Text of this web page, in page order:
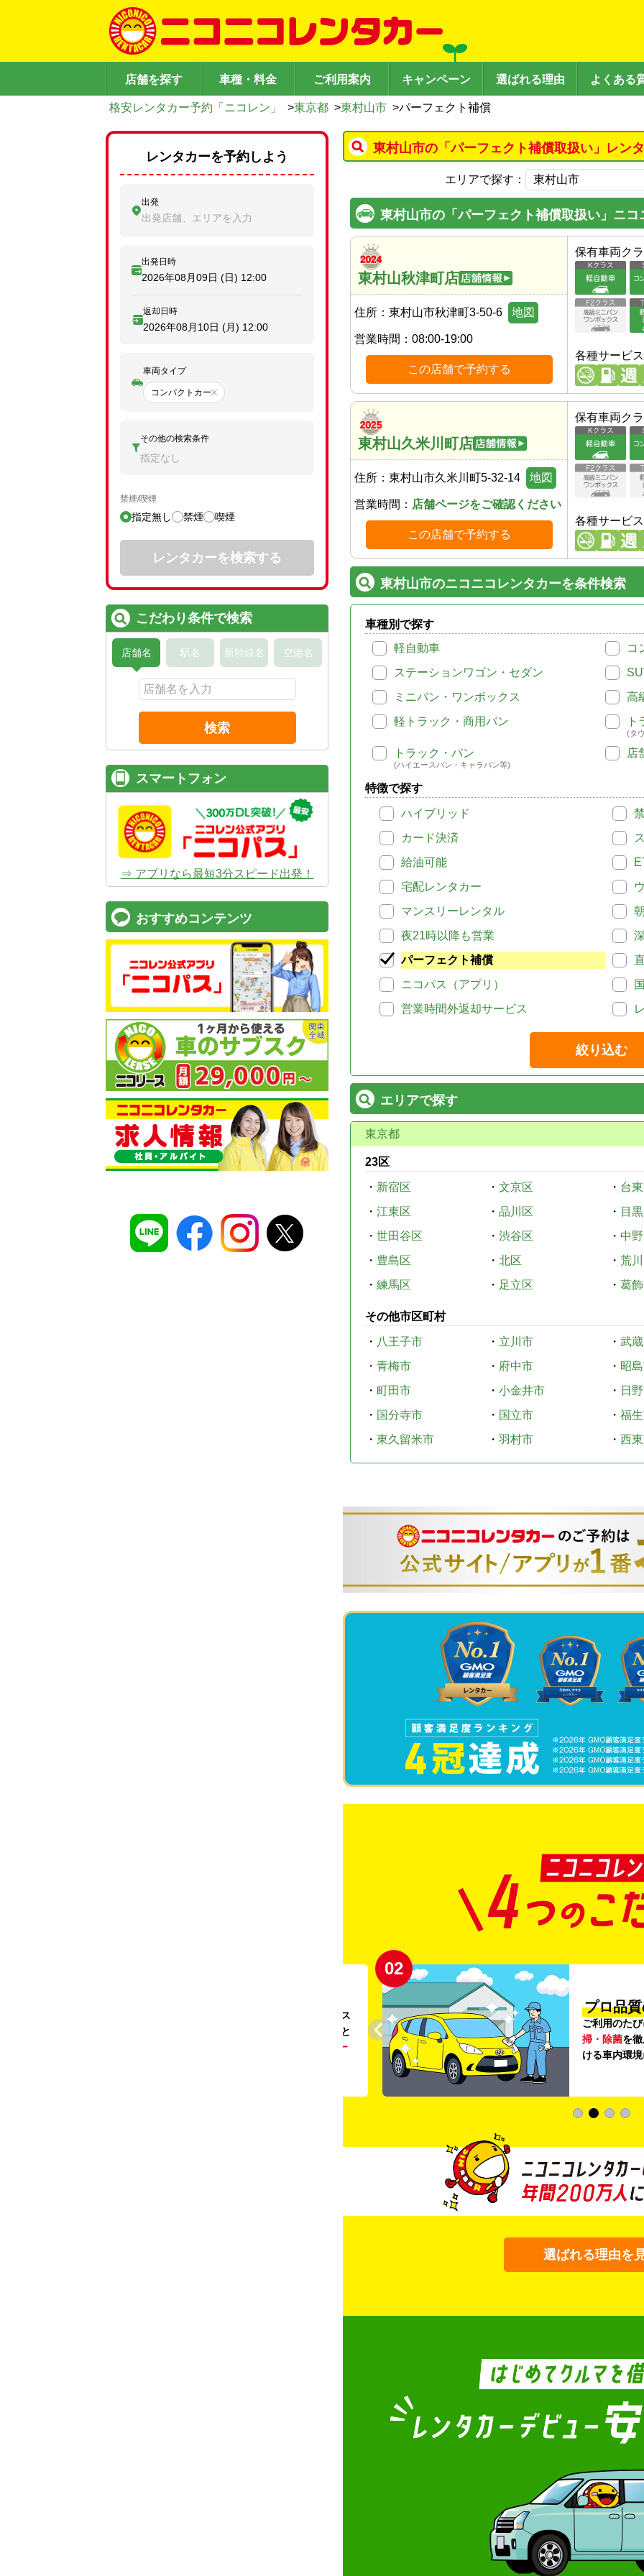
店舗を探す 車種・料金 ご利用案内 キャンペーン 選ばれる理由 よくある
格安レンタカー予約「ニコレン」 >東京都 >東村山市 >パーフェクト補償
東村山市の「パーフェクト補償取扱い」レン
エリアで探す：
東村山市の「パーフェクト補償取扱い」ニ
東村山秋津町店
住所： 東村山市秋津町3-50-6 地図
営業時間： 08:00-19:00
この店舗で予約する
保有車両ク
各種サービス
東村山久米川町店
住所： 東村山市久米川町5-32-14 地図
営業時間： 店舗ページをご確認ください
この店舗で予約する
保有車両ク
各種サービス
東村山市のニコニコレンタカーを条件検索
車種別で探す
軽自動車
コ
ステーションワゴン・セダン
ミニバン・ワンボックス
高
軽トラック・商用バン
ト
(タ
トラック・バン
(ハイエースバン・キャラバン等)
店
特徴で探す
ハイブリッド
カード決済
給油可能
宅配レンタカー
マンスリーレンタル
夜21時以降も営業
パーフェクト補償
ニコパス（アプリ）
営業時間外返却サービス
絞り込む
エリアで探す
東京都
23区
・ 新宿区 ・ 文京区 ・ 台
・ 江東区 ・ 品川区 ・ 目
・ 世田谷区 ・ 渋谷区 ・ 中
・ 豊島区 ・ 北区 ・ 荒
・ 練馬区 ・ 足立区 ・ 葛
その他市区町村
・ 八王子市 ・ 立川市 ・ 武
・ 青梅市 ・ 府中市 ・ 昭
・ 町田市 ・ 小金井市 ・ 日
・ 国分寺市 ・ 国立市 ・ 福
・ 東久留米市 ・ 羽村市 ・ 西
。ガソリンス
タンドや整備工場の既存インフラを活用すること
リー
02
プロ品
ご利用のた
掃・除菌を
ける車内環
選ばれる理由を
レンタカーを予約しよう
出発
出発店舗、エリアを入力
出発日時
2026年08月09日 (日) 12:00
返却日時
2026年08月10日 (月) 12:00
車両タイプ
コンパクトカー
その他の検索条件
指定なし
禁煙/喫煙
指定無し 禁煙 喫煙
レンタカーを検索する
こだわり条件で検索
店舗名 駅名 新幹線名 空港名
検索
スマートフォン
⇒ アプリなら最短3分スピード出発！
おすすめコンテンツ